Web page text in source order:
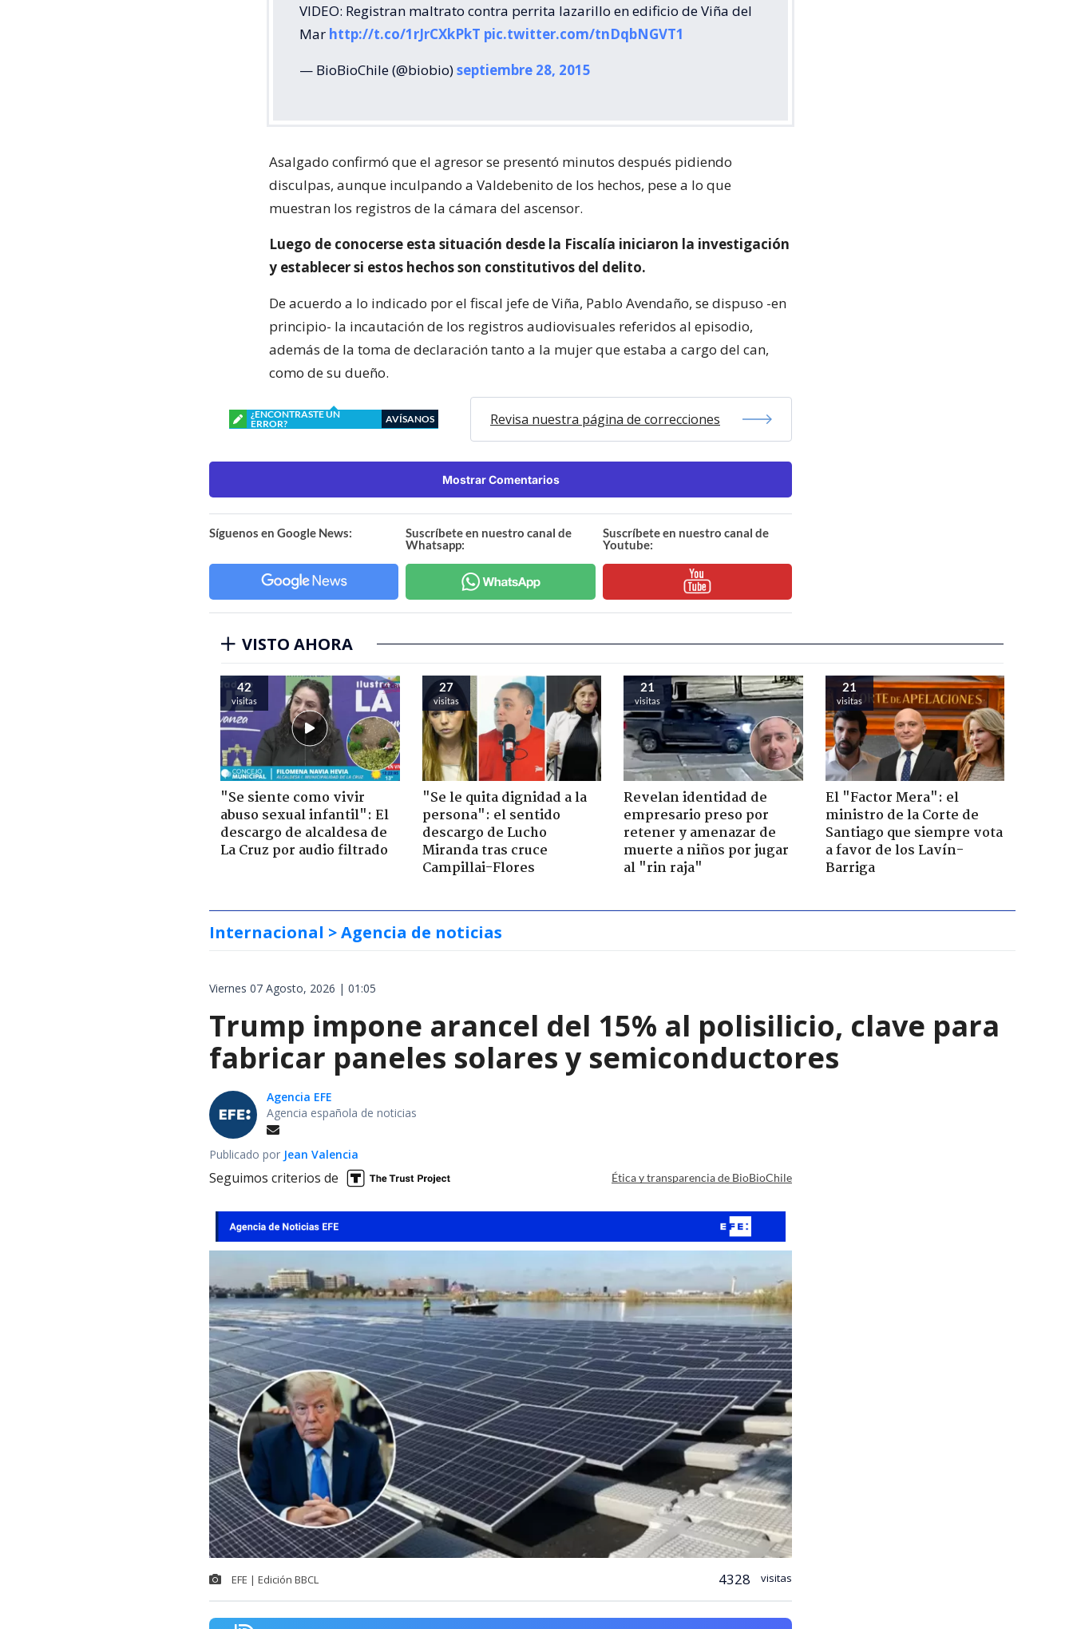
VIDEO: Registran maltrato contra perrita lazarillo en edificio de Viña del
Mar http://t.co/1rJrCXkPkT pic.twitter.com/tnDqbNGVT1
— BioBioChile (@biobio)septiembre 28, 2015
Asalgado confirmó que el agresor se presentó minutos después pidiendo
disculpas, aunque inculpando a Valdebenito de los hechos, pese a lo que
muestran los registros de la cámara del ascensor.
Luego de conocerse esta situación desde la Fiscalía iniciaron la investigación
y establecer si estos hechos son constitutivos del delito.
De acuerdo a lo indicado por el fiscal jefe de Viña, Pablo Avendaño, se dispuso -en
principio- la incautación de los registros audiovisuales referidos al episodio,
además de la toma de declaración tanto a la mujer que estaba a cargo del can,
como de su dueño.
¿ENCONTRASTE UN
ERROR?
AVÍSANOS Revisa nuestra página de correcciones
Mostrar Comentarios
Síguenos en Google News:
Suscríbete en nuestro canal de
Whatsapp:
Suscríbete en nuestro canal de
Youtube:
VISTO AHORA
42
visitas
"Se siente como vivir
abuso sexual infantil": El
descargo de alcaldesa de
La Cruz por audio filtrado
27
visitas
"Se le quita dignidad a la
persona": el sentido
descargo de Lucho
Miranda tras cruce
Campillai-Flores
21
visitas
Revelan identidad de
empresario preso por
retener y amenazar de
muerte a niños por jugar
al "rin raja"
21
visitas
El "Factor Mera": el
ministro de la Corte de
Santiago que siempre vota
a favor de los Lavín-
Barriga
Internacional > Agencia de noticias
Viernes 07 Agosto, 2026 | 01:05
Trump impone arancel del 15% al polisilicio, clave para
fabricar paneles solares y semiconductores
Agencia EFE
Agencia española de noticias
Publicado por Jean Valencia
Seguimos criterios de Ética y transparencia de BioBioChile
EFE | Edición BBCL 4328 visitas